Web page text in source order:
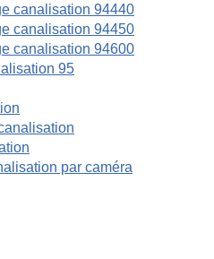
canalisation 94440
canalisation 94450
canalisation 94600
95
par caméra